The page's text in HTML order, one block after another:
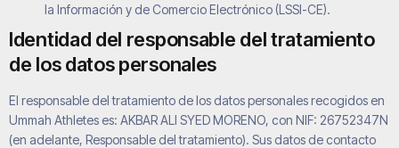
la Información y de Comercio Electrónico (LSSI-CE).
Identidad del responsable del tratamiento
de los datos personales
El responsable del tratamiento de los datos personales recogidos en
Ummah Athletes es: AKBAR ALI SYED MORENO, con NIF: 26752347N
(en adelante, Responsable del tratamiento). Sus datos de contacto